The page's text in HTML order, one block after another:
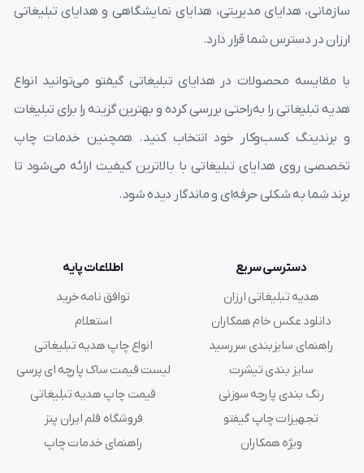
سازمانی، هدایای مدیریتی، هدایای نمایشگاهی و هدایای تبلیغاتی
ارزان در دسترس شما قرار دارد.
با مقایسه محصولات در هدایای تبلیغاتی گیفتو می‌توانید انواع
هدیه تبلیغاتی را به‌راحتی بررسی کرده و بهترین گزینه را برای تبلیغات
و برندینگ کسب‌وکار خود انتخاب کنید. همچنین خدمات چاپ
تخصصی روی هدایای تبلیغاتی با بالاترین کیفیت ارائه می‌شود تا
برند شما به شکلی حرفه‌ای و ماندگار دیده شود.
دسترسی سریع
هدیه تبلیغاتی ارزان
دانلود عکس خام همکاران
راهنمای سایزبندی سررسید
سایز بندی تیشرت
رنگ بندی پارچه سوزنی
تجهیزات چاپ گیفتو
ویژه همکاران
اطلاعات پایه
توافق نامه خرید
استعلام
انواع چاپ هدیه تبلیغاتی
لیست قیمت ساک پارچه ای پرسی
قیمت چاپ هدیه تبلیغاتی
فروشگاه قلم ایران پنز
راهنمای خدمات چاپ